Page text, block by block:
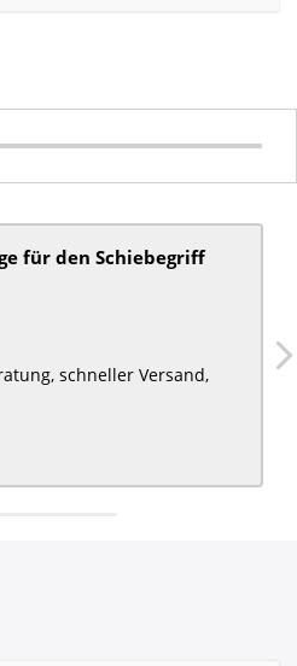
für ​den Schiebegriff
schneller Versand,